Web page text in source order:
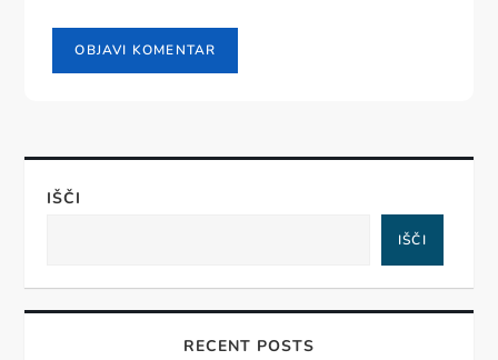
IŠČI
IŠČI
RECENT POSTS